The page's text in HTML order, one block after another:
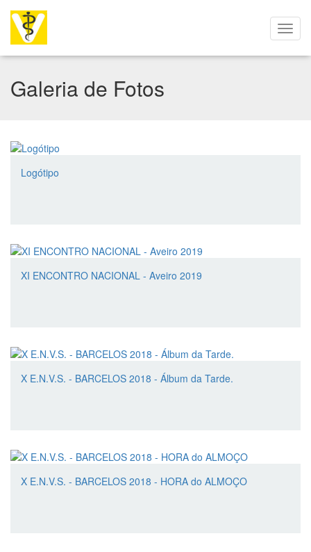
Galeria de Fotos
Logótipo
XI ENCONTRO NACIONAL - Aveiro 2019
X E.N.V.S. - BARCELOS 2018 - Álbum da Tarde.
X E.N.V.S. - BARCELOS 2018 - HORA do ALMOÇO